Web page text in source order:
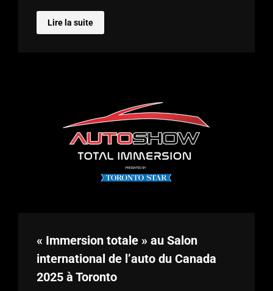
Lire la suite
« Immersion totale » au Salon
international de l’auto du Canada
2025 à Toronto